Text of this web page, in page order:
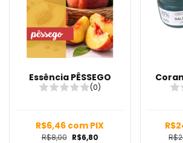
Essência PÊSSEGO
(0)
R$8,00 R$6,80
R$6,46 com PIX